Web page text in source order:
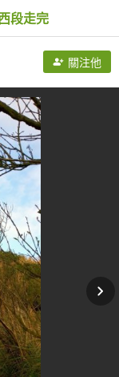
段走完
關注他